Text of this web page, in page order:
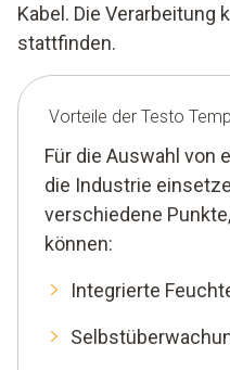
Kabel. Die Verarbeitung
stattfinden.
Vorteile der Testo
Für die Auswahl von
die Industrie
verschiedene
können:
Integrierte